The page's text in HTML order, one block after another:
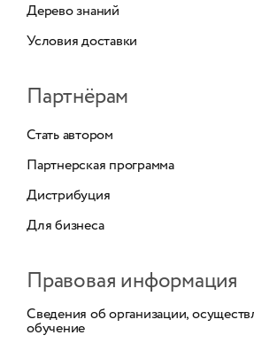
Дерево знаний
Условия доставки
Партнёрам
Стать автором
Партнерская программа
Дистрибуция
Для бизнеса
Правовая информация
Сведения об организации,
обучение